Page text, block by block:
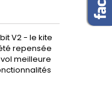
V2 - le kite
repensée
meilleure